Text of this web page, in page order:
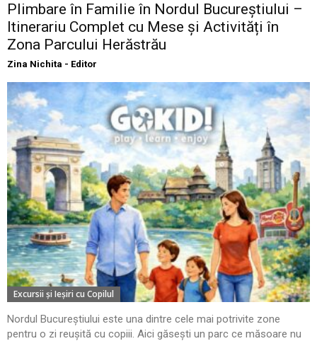
Plimbare în Familie în Nordul Bucureștiului –
Itinerariu Complet cu Mese și Activități în
Zona Parcului Herăstrău
Zina Nichita - Editor
Excursii şi Ieşiri cu Copilul
Nordul Bucureștiului este una dintre cele mai potrivite zone
pentru o zi reușită cu copiii. Aici găsești un parc ce măsoare nu